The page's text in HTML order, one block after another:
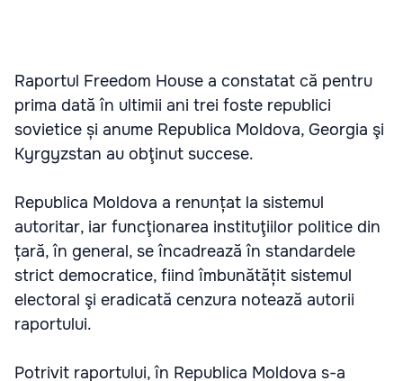
Raportul Freedom House a constatat că pentru
prima dată în ultimii ani trei foste republici
sovietice și anume Republica Moldova, Georgia şi
Kyrgyzstan au obţinut succese.
Republica Moldova a renunțat la sistemul
autoritar, iar funcţionarea instituţiilor politice din
țară, în general, se încadrează în standardele
strict democratice, fiind îmbunătățit sistemul
electoral şi eradicată cenzura notează autorii
raportului.
Potrivit raportului, în Republica Moldova s-a